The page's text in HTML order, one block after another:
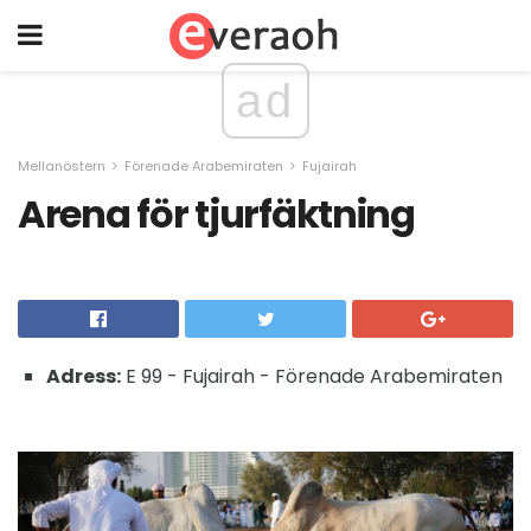
ad
Mellanöstern Förenade Arabemiraten Fujairah
Arena för tjurfäktning
Adress: E 99 - Fujairah - Förenade Arabemiraten